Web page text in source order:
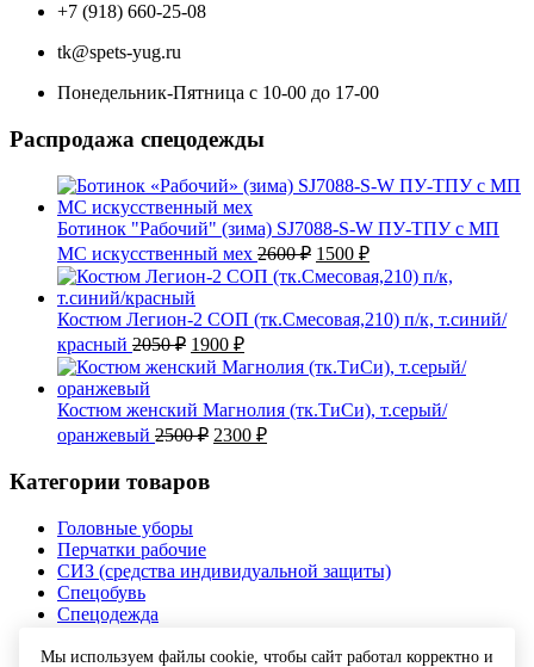
+7 (918) 660-25-08
tk@spets-yug.ru
Понедельник-Пятница с 10-00 до 17-00
Распродажа спецодежды
Ботинок "Рабочий" (зима) SJ7088-S-W ПУ-ТПУ с МП
МС искусственный мех 2600₽ Первоначальная
цена
составляла
2600 ₽.
1500 ₽Текущая
цена:
Костюм Легион-2 СОП (тк.Смесовая,210) п/к, т.синий/
красный 2050₽ Первоначальная
цена
составляла
2050 ₽.
1900 ₽Текущая
цена:
Костюм женский Магнолия (тк.ТиСи), т.серый/
оранжевый 2500₽ Первоначальная
2300 ₽Текущая
Категории товаров
Головные уборы
Перчатки рабочие
СИЗ (средства индивидуальной защиты)
Спецобувь
Спецодежда
Мы используем файлы cookie, чтобы сайт работал корректно и